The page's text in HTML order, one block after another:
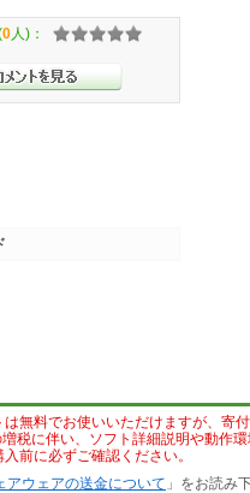
は無料でお使いいただけますが、寄
税に伴い、ソフト詳細説明や動作
入前に必ずご確認ください。
アウェアの送金について 」をお読み
0 人)：